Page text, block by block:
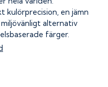
kulörprecision, en jämn
alternativ
färger.